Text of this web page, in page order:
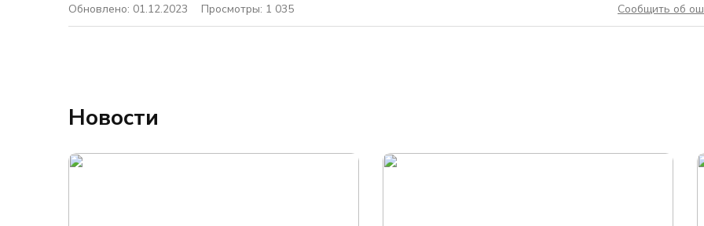
Обновлено: 01.12.2023 Просмотры: 1 035 Сообщить об
Новости